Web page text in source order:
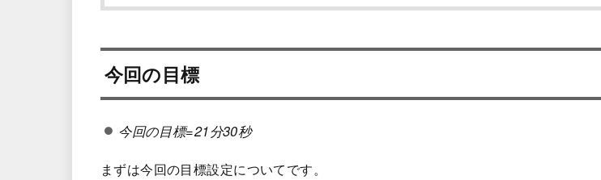
今回の目標
今回の目標=21分30秒
まずは今回の目標設定についてです。